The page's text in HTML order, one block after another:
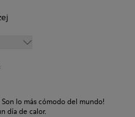
29% nić metalizowana)
lo más cómodo del mundo!
día de calor.